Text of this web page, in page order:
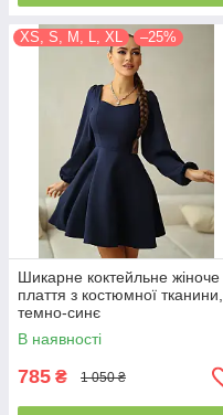
XS, S, M, L, XL –25%
Шикарне коктейльне жіноче
плаття з костюмної тканини,
темно-синє
В наявності
785 ₴ 1 050 ₴